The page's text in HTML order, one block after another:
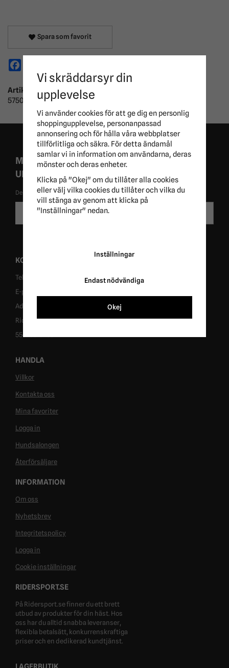
Spara som favorit
Artikelnummer:
575040
MISSA ALDRIG EXKLUSIVA KAMPANJER OCH
UNIKA ERBJUDANDEN!
De uppgifter du matar in kommer endast användas till våra nyhetsbrev.
postadress
KONTAKT
Tel: 0431-302040
E-post: info@ridersport.se
Adress: Tomtaholmsvägen 1, 269 41 Östra Karup
Ridersport in Sweden AB
556953-6955
HANDLA
Villkor
Kontakta oss
Mina favoriter
Logga in
Hundsalongen
Återförsäljare
INFORMATION
Om oss
Nyhetsbrev
Integritetspolicy
Logga in
Cookie inställningar
RIDERSPORT.SE
På Ridersport.se finner du ett brett
utbud av produkter för din häst. Hos
oss har du alltid snabba leveranser,
flexibla betalsätt, konkurrenskraftiga
priser och en dedikerad kundtjänst.
LAGERBUTIK
Vi skräddarsyr din
upplevelse
Vi använder cookies för att ge dig en personlig
shoppingupplevelse, personanpassad
annonsering och för hålla våra webbplatser
tillförlitliga och säkra. För detta ändamål
samlar vi in information om användarna, deras
mönster och deras enheter.
Klicka på "Okej" om du tillåter alla cookies
eller välj vilka cookies du tillåter och vilka du
vill stänga av genom att klicka på
"Inställningar" nedan.
Inställningar
Endast nödvändiga
Okej